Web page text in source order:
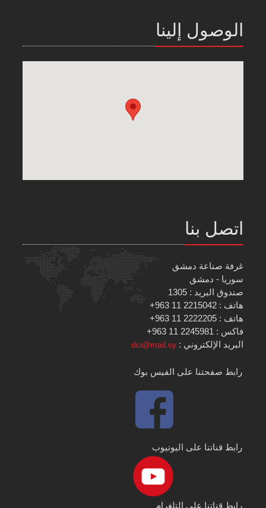
الوصول إلينا
اتصل بنا
غرفة صناعة دمشق
سوريا - دمشق
صندوق البريد : 1305
هاتف : 2215042 11 963+
هاتف : 2222205 11 963+
فاكس : 2245981 11 963+
البريد الإلكتروني :dci@mail.sy
رابط صفحتنا على الفيس بوك
رابط قناتنا على اليوتيوب
رابط قناتنا على التلغرام